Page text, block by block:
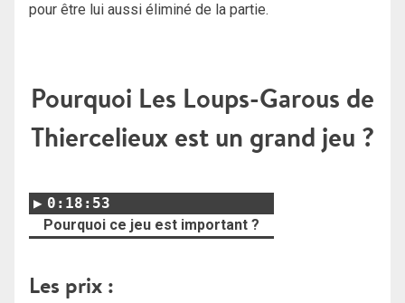
pour être lui aussi éliminé de la partie.
Pourquoi Les Loups-Garous de
Thiercelieux est un grand jeu ?
0:18:53
Pourquoi ce jeu est important ?
Les prix :